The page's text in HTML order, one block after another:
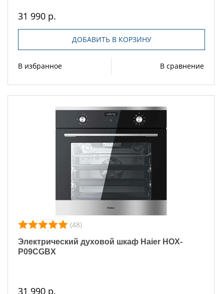
31 990 р.
ДОБАВИТЬ В КОРЗИНУ
В избранное В сравнение
(48)
Электрический духовой шкаф Haier HOX-
P09CGBX
31 990 р.